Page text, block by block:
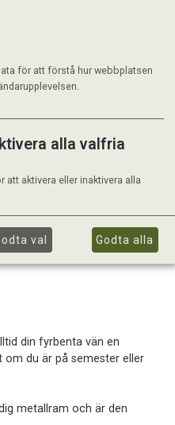
din fyrbenta vän en
om du är på semester eller
metallram och är den
för att förstå hur webbplatsen
alla valfria
att aktivera eller inaktivera alla
val Godta alla